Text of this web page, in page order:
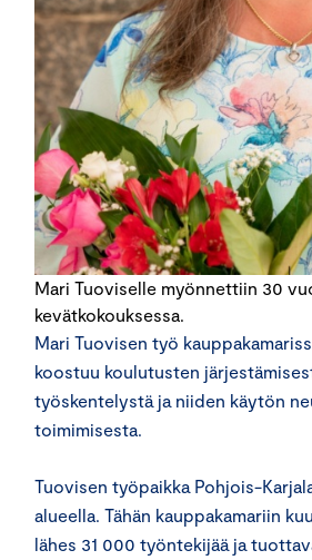
Mari Tuoviselle myönnettiin 30
kevätkokouksessa.
Mari Tuovisen työ
koostuu koulutusten
työskentelystä ja niiden käytön
toimimisesta.
Tuovisen työpaikka Pohjois-
alueella. Tähän kauppakamariin
lähes 31 000 työntekijää ja